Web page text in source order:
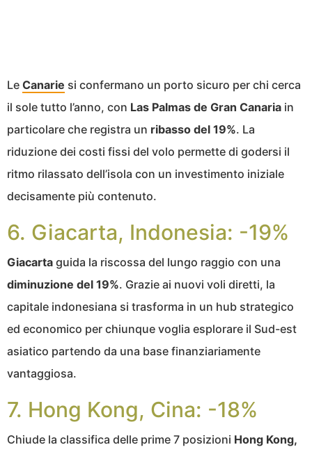
Le Canarie si confermano un porto sicuro per chi cerca
il sole tutto l’anno, con Las Palmas de Gran Canaria in
particolare che registra un ribasso del 19%. La
riduzione dei costi fissi del volo permette di godersi il
ritmo rilassato dell’isola con un investimento iniziale
decisamente più contenuto.
6. Giacarta, Indonesia: -19%
Giacarta guida la riscossa del lungo raggio con una
diminuzione del 19%. Grazie ai nuovi voli diretti, la
capitale indonesiana si trasforma in un hub strategico
ed economico per chiunque voglia esplorare il Sud-est
asiatico partendo da una base finanziariamente
vantaggiosa.
7. Hong Kong, Cina: -18%
Chiude la classifica delle prime 7 posizioni Hong Kong,